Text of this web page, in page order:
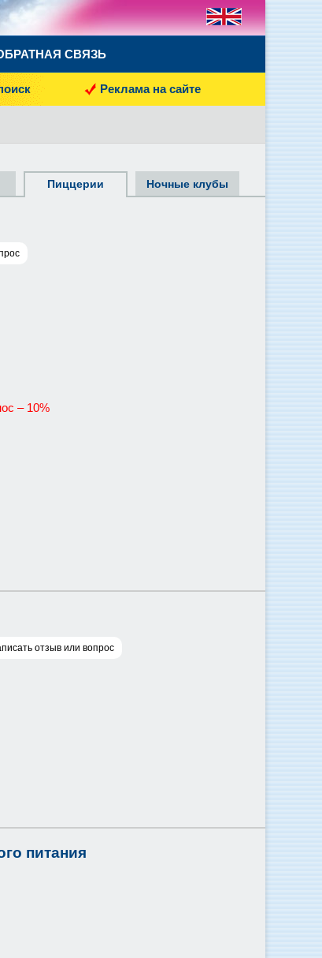
СВЯЗЬ
Реклама на сайте
Пиццерии Ночные клубы
– 10%
отзыв или вопрос
питания